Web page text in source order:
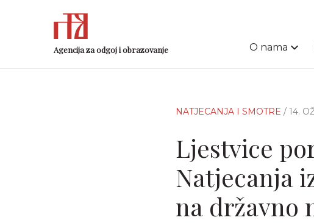
Agencija za odgoj i obrazovanje O nama
NATJECANJA I SMOTRE / 14.
Ljestvice
Natjecanja
na državno